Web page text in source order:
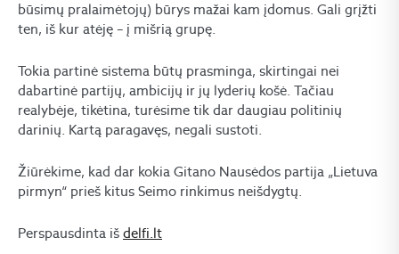
būsimų pralaimėtojų) būrys mažai kam įdomus. Gali grįžti
ten, iš kur atėję – į mišrią grupę.
Tokia partinė sistema būtų prasminga, skirtingai nei
dabartinė partijų, ambicijų ir jų lyderių košė. Tačiau
realybėje, tikėtina, turėsime tik dar daugiau politinių
darinių. Kartą paragavęs, negali sustoti.
Žiūrėkime, kad dar kokia Gitano Nausėdos partija „Lietuva
pirmyn“ prieš kitus Seimo rinkimus neišdygtų.
Perspausdinta iš delfi.lt